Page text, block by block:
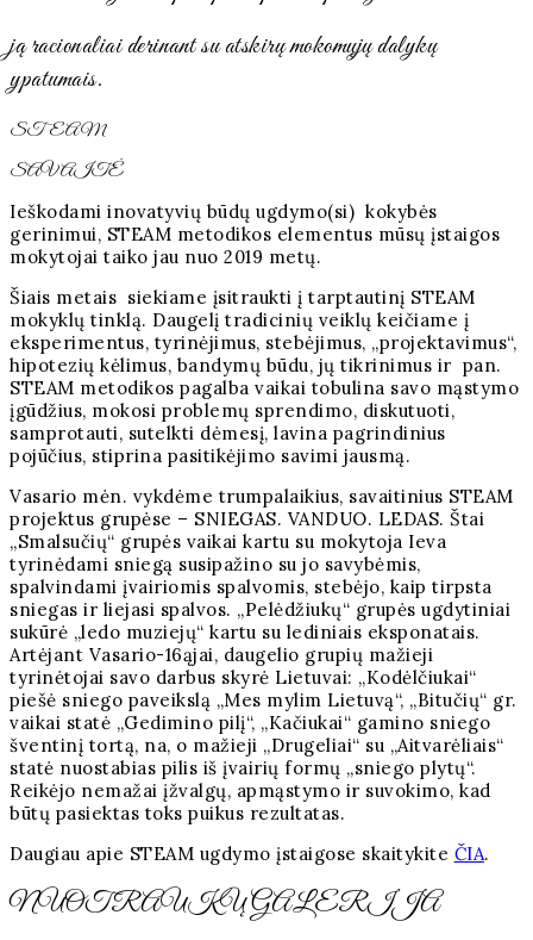
ją racionaliai derinant su atskirų mokomųjų dalykų
ypatumais.
STEAM
SAVAITĖ
Ieškodami inovatyvių būdų ugdymo(si) kokybės
gerinimui, STEAM metodikos elementus mūsų įstaigos
mokytojai taiko jau nuo 2019 metų.
Šiais metais siekiame įsitraukti į tarptautinį STEAM
mokyklų tinklą. Daugelį tradicinių veiklų keičiame į
eksperimentus, tyrinėjimus, stebėjimus, „projektavimus“,
hipotezių kėlimus, bandymų būdu, jų tikrinimus ir pan.
STEAM metodikos pagalba vaikai tobulina savo mąstymo
įgūdžius, mokosi problemų sprendimo, diskutuoti,
samprotauti, sutelkti dėmesį, lavina pagrindinius
pojūčius, stiprina pasitikėjimo savimi jausmą.
Vasario mėn. vykdėme trumpalaikius, savaitinius STEAM
projektus grupėse – SNIEGAS. VANDUO. LEDAS. Štai
„Smalsučių“ grupės vaikai kartu su mokytoja Ieva
tyrinėdami sniegą susipažino su jo savybėmis,
spalvindami įvairiomis spalvomis, stebėjo, kaip tirpsta
sniegas ir liejasi spalvos. „Pelėdžiukų“ grupės ugdytiniai
sukūrė „ledo muziejų“ kartu su lediniais eksponatais.
Artėjant Vasario-16ąjai, daugelio grupių mažieji
tyrinėtojai savo darbus skyrė Lietuvai: „Kodėlčiukai“
piešė sniego paveikslą „Mes mylim Lietuvą“, „Bitučių“ gr.
vaikai statė „Gedimino pilį“, „Kačiukai“ gamino sniego
šventinį tortą, na, o mažieji „Drugeliai“ su „Aitvarėliais“
statė nuostabias pilis iš įvairių formų „sniego plytų“.
Reikėjo nemažai įžvalgų, apmąstymo ir suvokimo, kad
būtų pasiektas toks puikus rezultatas.
Daugiau apie STEAM ugdymo įstaigose skaitykite ČIA.
NUOTRAUKŲ GALERIJA